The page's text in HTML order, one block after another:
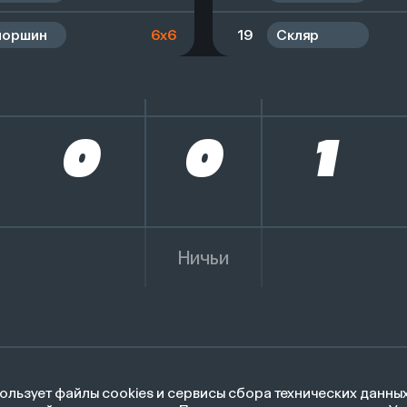
6x6 19 Скляр
0 0 1
Ничьи
файлы cookies и сервисы сбора технических